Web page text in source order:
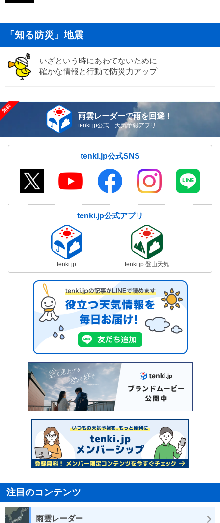
「知る防災」地震
いざという時にあわてないために
確かな情報と行動で防災力アップ
雨雲レーダーで雨を回避！
tenki.jp公式 天気予報アプリ
tenki.jp公式SNS
tenki.jp公式アプリ
tenki.jp tenki.jp 登山天気
注目のコンテンツ
雨雲レーダー